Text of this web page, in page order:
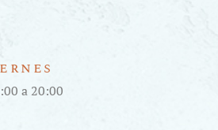
a 20:00